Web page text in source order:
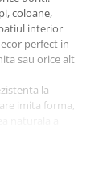
coloane,
interior
perfect in
sau orice alt
la
imita forma,
poate